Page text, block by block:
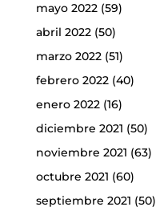
mayo 2022(59)
abril 2022(50)
marzo 2022(51)
febrero 2022(40)
enero 2022(16)
diciembre 2021 (50)
noviembre 2021 (63)
octubre 2021 (60)
septiembre 2021 (50)